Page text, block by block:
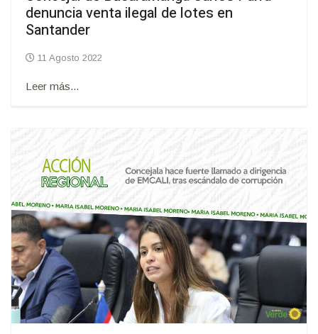
denuncia venta ilegal de lotes en
Santander
11 Agosto 2022
Leer más...